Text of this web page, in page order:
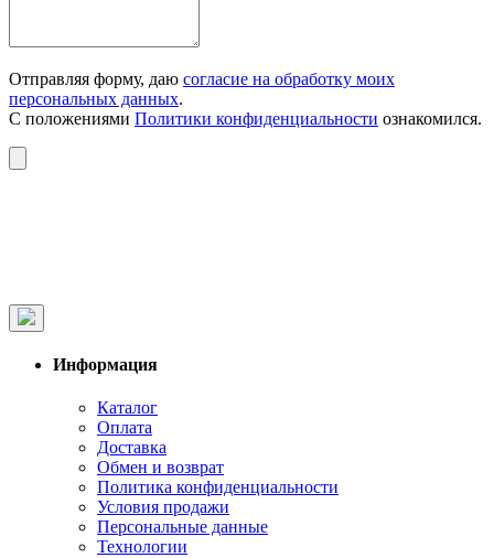
Отправляя форму, даю согласие на обработку моих
персональных данных.
С положениями Политики конфиденциальности ознакомился.
Информация
Каталог
Оплата
Доставка
Обмен и возврат
Политика конфиденциальности
Условия продажи
Персональные данные
Технологии